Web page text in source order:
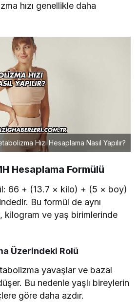
hızı genellikle daha
Hızı Hesaplama Nasıl Yapılır?
Hesaplama Formülü
66 + (13.7 × kilo) + (5 × boy)
Bu formül de aynı
kilogram ve yaş birimlerinde
Üzerindeki Rolü
yavaşlar ve bazal
Bu nedenle yaşlı bireylerin
göre daha azdır.